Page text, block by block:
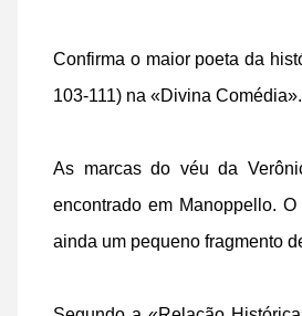
Confirma o maior poeta da
103-111) na «Divina Comédia».
As marcas do véu da
encontrado em Manoppello.
ainda um pequeno fragmento